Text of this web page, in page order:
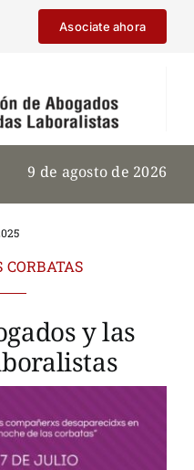
Asociate ahora
9 de agosto de 2026
CORBATAS
y las